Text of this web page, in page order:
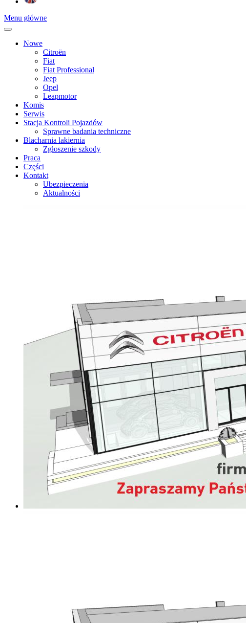
Menu główne
Nowe
Citroën
Fiat
Fiat Professional
Jeep
Opel
Leapmotor
Komis
Serwis
Stacja Kontroli Pojazdów
Sprawne badania techniczne
Blacharnia lakiernia
Zgłoszenie szkody
Praca
Części
Kontakt
Ubezpieczenia
Aktualności